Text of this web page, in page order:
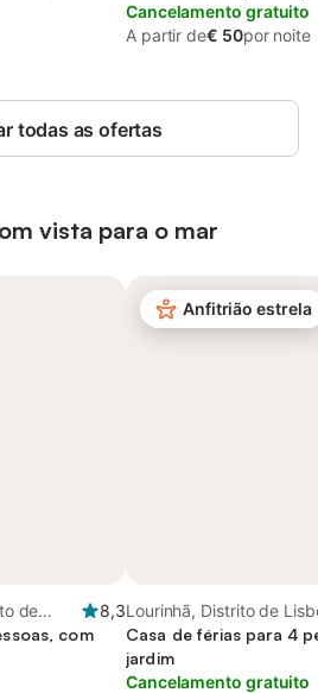
Cancelamento gratuito
A partir de€ 50por noite
todas as ofertas
vista para o mar
de
8,3
com
Anfitrião estrela
Lourinhã, Distrito de
Casa de férias para 4
jardim
Cancelamento gratuito